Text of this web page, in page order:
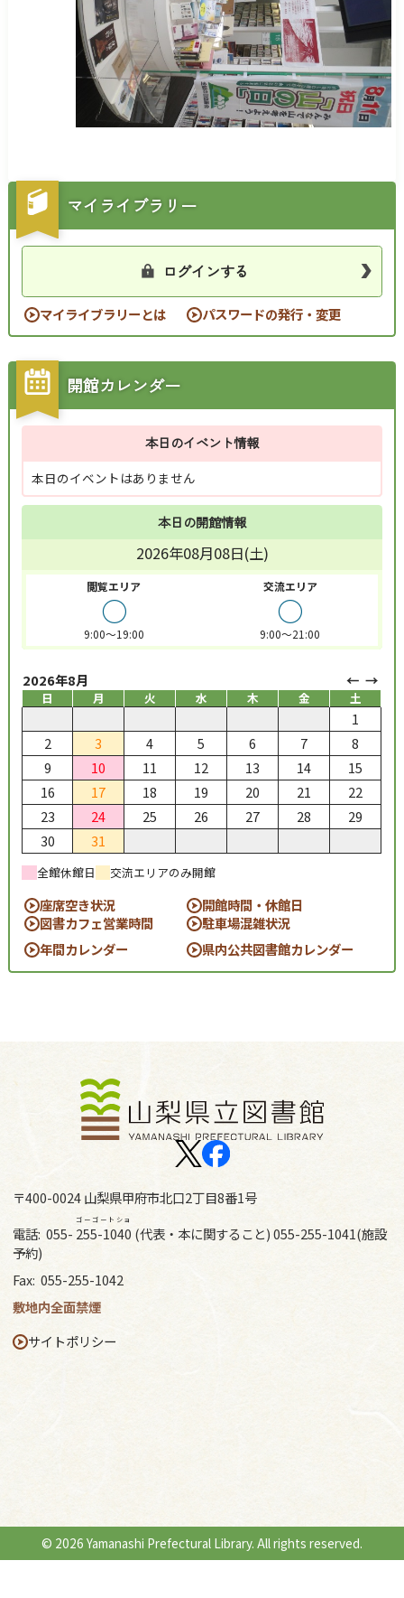
マイライブラリー
ログインする
マイライブラリーとは パスワードの発行・変更
開館カレンダー
本日のイベント情報
本日のイベントはありません
本日の開館情報
2026年08月08日(土)
閲覧エリア
○
9:00～19:00
交流エリア
○
9:00～21:00
2026年8月
日 月 火 水 木 金 土
1
2
3 4 5 6 7
8
9
10 11 12 13 14
15
16
17 18 19 20 21
22
23
24 25 26 27 28
29
30
31
全館休館日 交流エリアのみ開館
座席空き状況
開館時間・休館日
図書カフェ営業時間
駐車場混雑状況
年間カレンダー
県内公共図書館カレンダー
〒400-0024 山梨県甲府市北口2丁目8番1号
電話: 055- 255-1040
ゴーゴートショ
(代表・本に関すること) 055-255-1041(施設
予約)
Fax: 055-255-1042
敷地内全面禁煙
サイトポリシー
© 2026 Yamanashi Prefectural Library. All rights reserved.